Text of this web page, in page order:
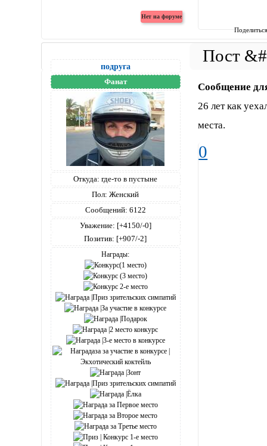
подруга
Фанат
Откуда: где-то в пустыне
Пол: Женский
Сообщений: 6122
Уважение: [+4150/-0]
Позитив: [+907/-2]
Награды:
Сообщение
26 лет как
места.
0